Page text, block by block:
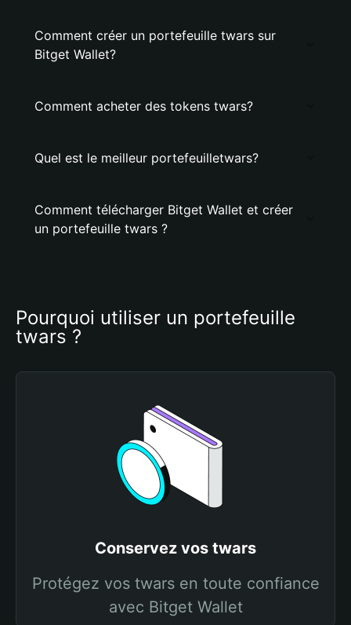
Comment créer un portefeuille twars sur
Bitget Wallet?
Comment acheter des tokens twars?
Quel est le meilleur portefeuilletwars?
Comment télécharger Bitget Wallet et créer
un portefeuille twars ?
Pourquoi utiliser un portefeuille
twars ?
Conservez vos twars
Protégez vos twars en toute confiance
avec Bitget Wallet